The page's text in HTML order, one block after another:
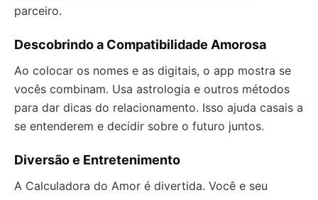
parceiro.
Descobrindo a Compatibilidade Amorosa
Ao colocar os nomes e as digitais, o app mostra se
vocês combinam. Usa astrologia e outros métodos
para dar dicas do relacionamento. Isso ajuda casais a
se entenderem e decidir sobre o futuro juntos.
Diversão e Entretenimento
A Calculadora do Amor é divertida. Você e seu